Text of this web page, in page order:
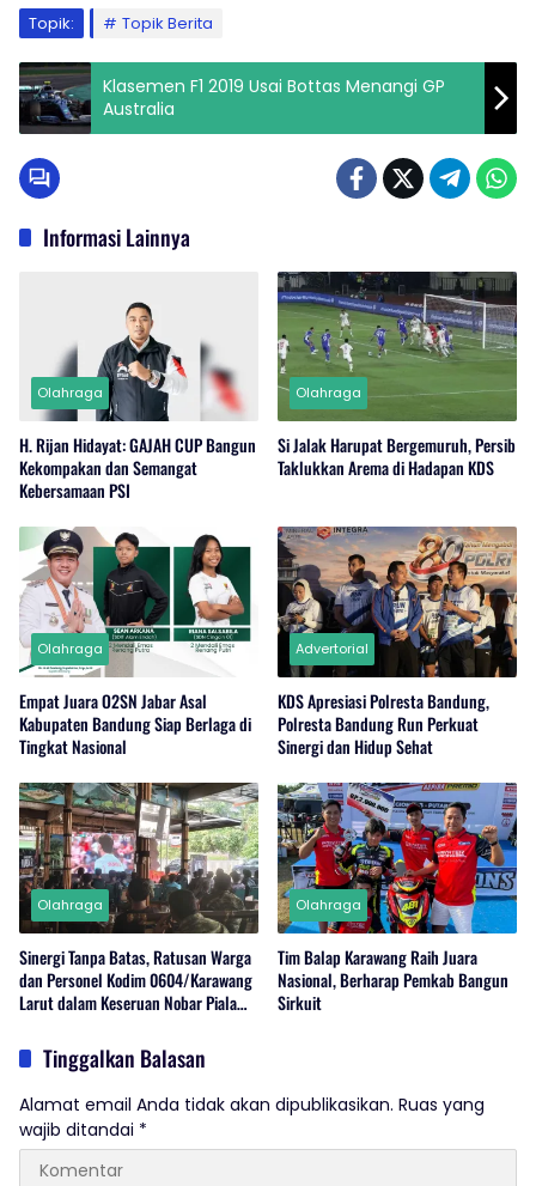
Topik:
Topik Berita
Klasemen F1 2019 Usai Bottas Menangi GP
Australia
Informasi Lainnya
Olahraga
H. Rijan Hidayat: GAJAH CUP Bangun
Kekompakan dan Semangat
Kebersamaan PSI
Olahraga
Si Jalak Harupat Bergemuruh, Persib
Taklukkan Arema di Hadapan KDS
Olahraga
Empat Juara O2SN Jabar Asal
Kabupaten Bandung Siap Berlaga di
Tingkat Nasional
Advertorial
KDS Apresiasi Polresta Bandung,
Polresta Bandung Run Perkuat
Sinergi dan Hidup Sehat
Olahraga
Sinergi Tanpa Batas, Ratusan Warga
dan Personel Kodim 0604/Karawang
Larut dalam Keseruan Nobar Piala
Olahraga
Tim Balap Karawang Raih Juara
Nasional, Berharap Pemkab Bangun
Sirkuit
Tinggalkan Balasan
Alamat email Anda tidak akan dipublikasikan. Ruas yang
wajib ditandai *